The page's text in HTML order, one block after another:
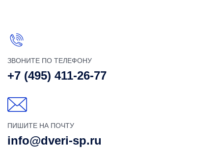
ЗВОНИТЕ ПО ТЕЛЕФОНУ
+7 (495) 411-26-77
ПИШИТЕ НА ПОЧТУ
info@dveri-sp.ru